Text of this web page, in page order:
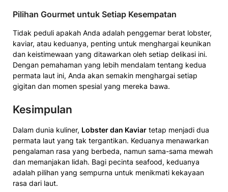
Pilihan Gourmet untuk Setiap Kesempatan
Tidak peduli apakah Anda adalah penggemar berat lobster,
kaviar, atau keduanya, penting untuk menghargai keunikan
dan keistimewaan yang ditawarkan oleh setiap delikasi ini.
Dengan pemahaman yang lebih mendalam tentang kedua
permata laut ini, Anda akan semakin menghargai setiap
gigitan dan momen spesial yang mereka bawa.
Kesimpulan
Dalam dunia kuliner, Lobster dan Kaviar tetap menjadi dua
permata laut yang tak tergantikan. Keduanya menawarkan
pengalaman rasa yang berbeda, namun sama-sama mewah
dan memanjakan lidah. Bagi pecinta seafood, keduanya
adalah pilihan yang sempurna untuk menikmati kekayaan
rasa dari laut.